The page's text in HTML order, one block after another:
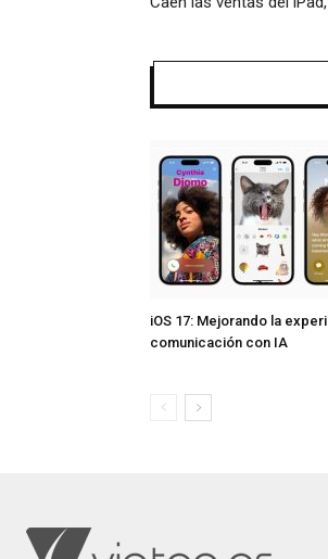
iOS 17: Mejorando la
comunicación con IA